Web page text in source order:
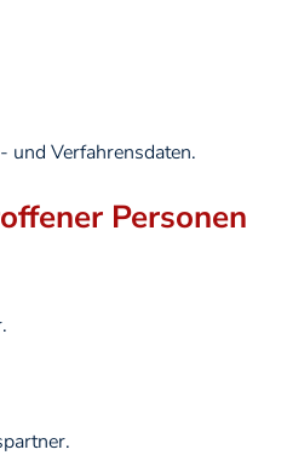
und Verfahrensdaten.
Personen